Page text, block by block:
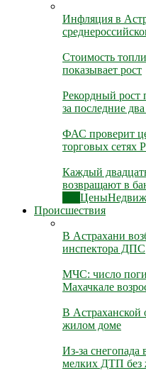
Инфляция в
Стоимость
показывает рост
Рекордный рост
за последние два
ФАС проверит
торговых сетях
Каждый
возвращают в
Цены
Происшествия
В Астрахани
инспектора ДПС
МЧС: число
Махачкале
В Астраханской
жилом доме
Из-за
мелких ДТП без